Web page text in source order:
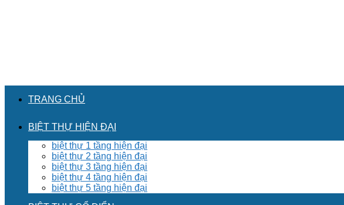
TRANG CHỦ
BIỆT THỰ HIỆN ĐẠI
biệt thự 1 tầng hiện đại
biệt thự 2 tầng hiện đại
biệt thự 3 tầng hiện đại
biệt thự 4 tầng hiện đại
biệt thự 5 tầng hiện đại